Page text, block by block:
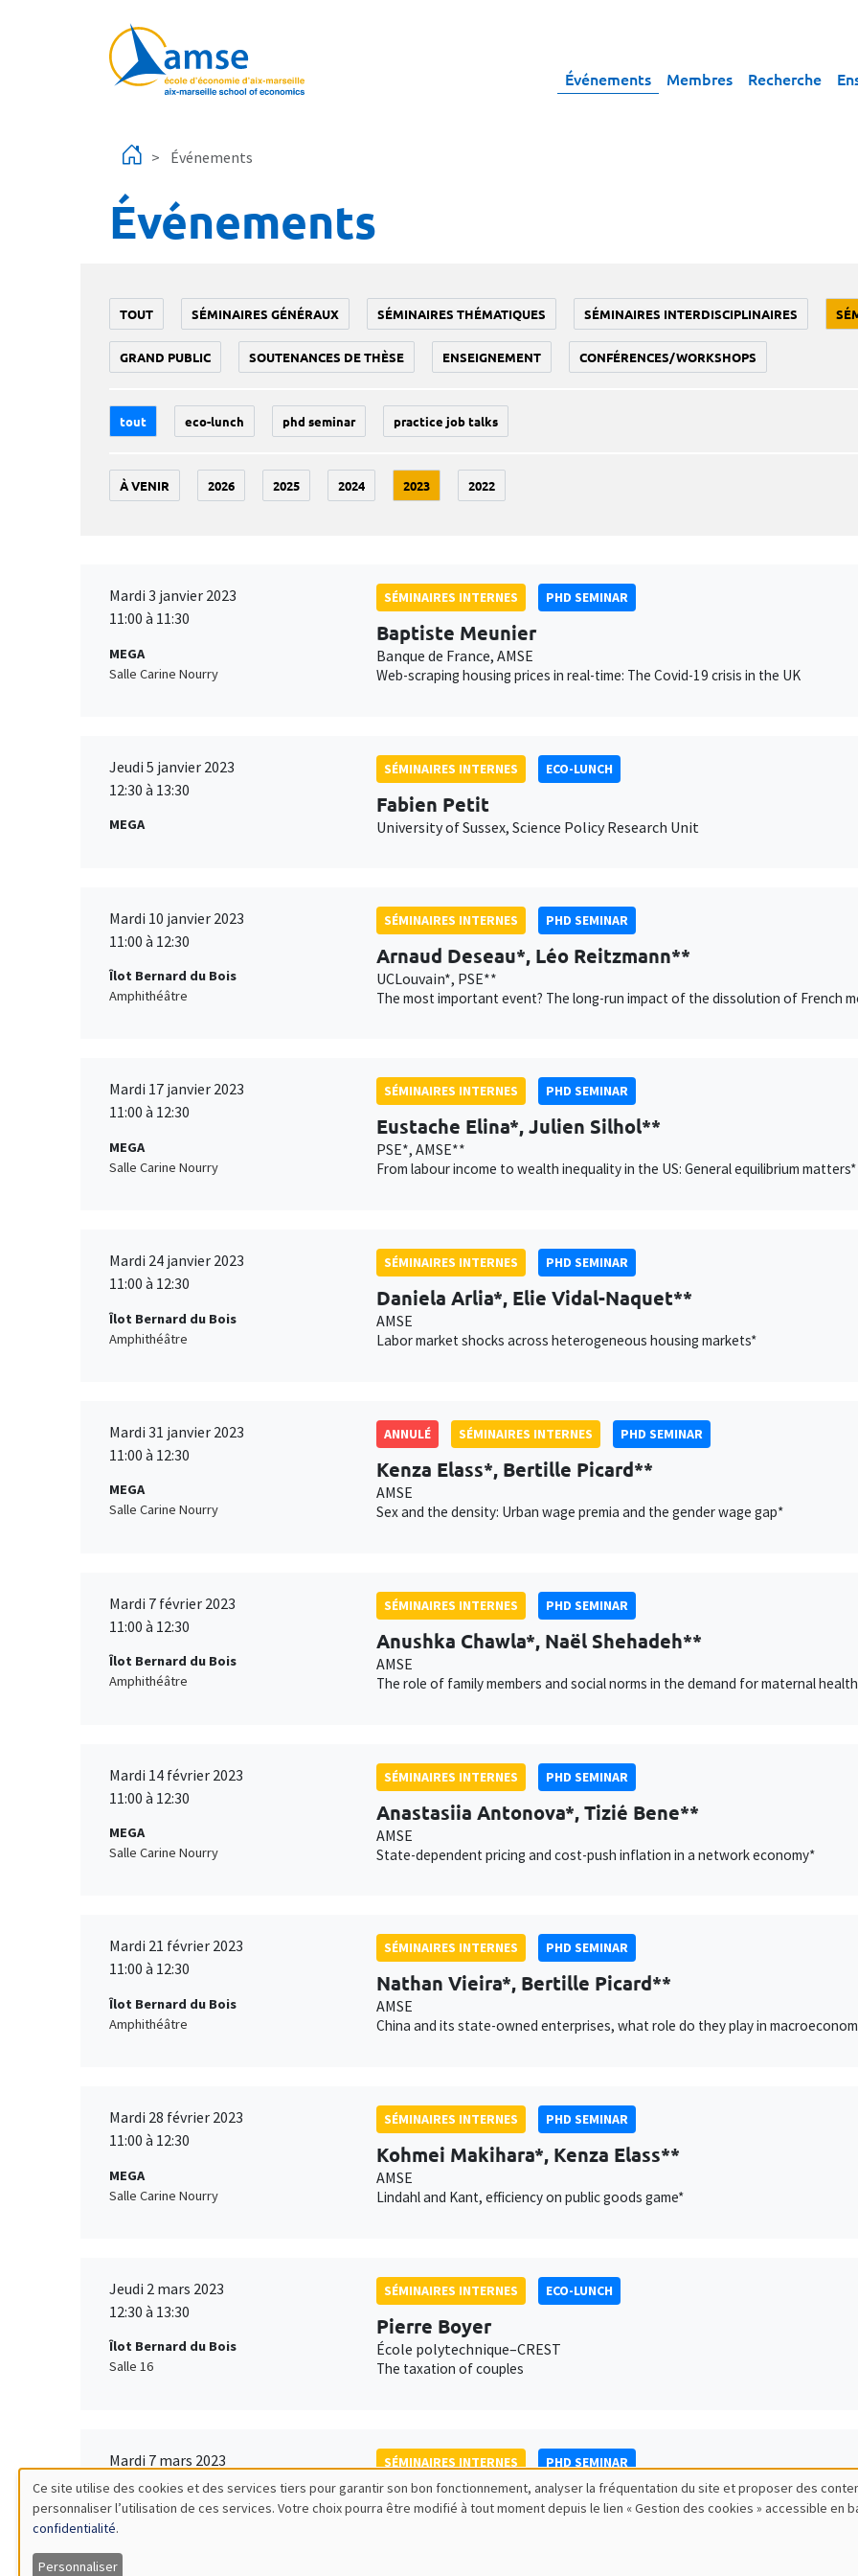
Événements Membres Recherche
Événements
Événements
TOUT SÉMINAIRES GÉNÉRAUX SÉMINAIRES THÉMATIQUES SÉMINAIRES INTERDISCIPLINAIRES
GRAND PUBLIC SOUTENANCES DE THÈSE ENSEIGNEMENT CONFÉRENCES/WORKSHOPS
tout eco-lunch phd seminar practice job talks
À VENIR 2026 2025 2024 2023 2022
Mardi 3 janvier 2023
11:00 à 11:30
MEGA
Salle Carine Nourry
SÉMINAIRES INTERNES PHD SEMINAR
Baptiste Meunier
Banque de France, AMSE
Web-scraping housing prices in real-time: The Covid-19 crisis in the UK
Jeudi 5 janvier 2023
12:30 à 13:30
MEGA
SÉMINAIRES INTERNES ECO-LUNCH
Fabien Petit
University of Sussex, Science Policy Research Unit
Mardi 10 janvier 2023
11:00 à 12:30
Îlot Bernard du Bois
Amphithéâtre
SÉMINAIRES INTERNES PHD SEMINAR
Arnaud Deseau*, Léo Reitzmann**
UCLouvain*, PSE**
The most important event? The long-run impact of the dissolution of French
Mardi 17 janvier 2023
11:00 à 12:30
MEGA
Salle Carine Nourry
SÉMINAIRES INTERNES PHD SEMINAR
Eustache Elina*, Julien Silhol**
PSE*, AMSE**
From labour income to wealth inequality in the US: General equilibrium matters*
Mardi 24 janvier 2023
11:00 à 12:30
Îlot Bernard du Bois
Amphithéâtre
SÉMINAIRES INTERNES PHD SEMINAR
Daniela Arlia*, Elie Vidal-Naquet**
AMSE
Labor market shocks across heterogeneous housing markets*
Mardi 31 janvier 2023
11:00 à 12:30
MEGA
Salle Carine Nourry
ANNULÉ SÉMINAIRES INTERNES PHD SEMINAR
Kenza Elass*, Bertille Picard**
AMSE
Sex and the density: Urban wage premia and the gender wage gap*
Mardi 7 février 2023
11:00 à 12:30
Îlot Bernard du Bois
Amphithéâtre
SÉMINAIRES INTERNES PHD SEMINAR
Anushka Chawla*, Naël Shehadeh**
AMSE
The role of family members and social norms in the demand for maternal
Mardi 14 février 2023
11:00 à 12:30
MEGA
Salle Carine Nourry
SÉMINAIRES INTERNES PHD SEMINAR
Anastasiia Antonova*, Tizié Bene**
AMSE
State-dependent pricing and cost-push inflation in a network economy*
Mardi 21 février 2023
11:00 à 12:30
Îlot Bernard du Bois
Amphithéâtre
SÉMINAIRES INTERNES PHD SEMINAR
Nathan Vieira*, Bertille Picard**
AMSE
China and its state-owned enterprises, what role do they play in
Mardi 28 février 2023
11:00 à 12:30
MEGA
Salle Carine Nourry
SÉMINAIRES INTERNES PHD SEMINAR
Kohmei Makihara*, Kenza Elass**
AMSE
Lindahl and Kant, efficiency on public goods game*
Jeudi 2 mars 2023
12:30 à 13:30
Îlot Bernard du Bois
Salle 16
SÉMINAIRES INTERNES ECO-LUNCH
Pierre Boyer
École polytechnique–CREST
The taxation of couples
Mardi 7 mars 2023
11:00 à 12:30
Îlot Bernard du Bois
Salle 16
SÉMINAIRES INTERNES PHD SEMINAR
Jade Ponsard*, Sarah Vincent**
Utilisation
Ce site utilise des cookies et des services tiers pour garantir son bon fonctionnement, analyser la fréquentation du site et proposer des
personnaliser l’utilisation de ces services. Votre choix pourra être modifié à tout moment depuis le lien « Gestion des cookies » accessible en
confidentialité.
Personnaliser